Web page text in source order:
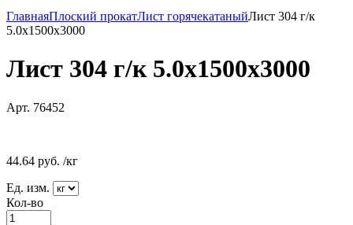
ГлавнаяПлоский прокатЛист горячекатаныйЛист 304 г/к
5.0х1500х3000
Лист 304 г/к 5.0х1500х3000
Арт. 76452
44.64 руб. /кг
Ед. изм.
Кол-во